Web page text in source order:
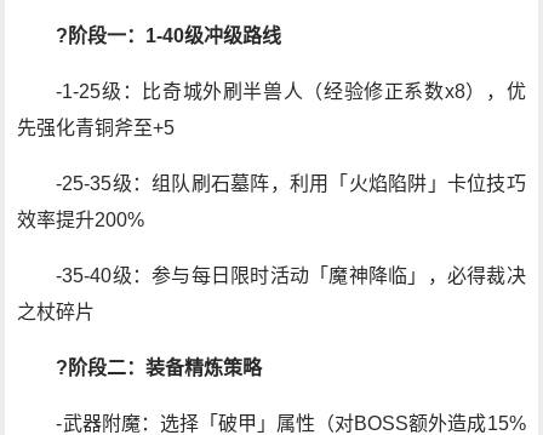
?阶段一：1-40级冲级路线
-1-25级：比奇城外刷半兽人（经验修正系数x8），优
先强化青铜斧至+5
-25-35级：组队刷石墓阵，利用「火焰陷阱」卡位技巧
效率提升200%
-35-40级：参与每日限时活动「魔神降临」，必得裁决
之杖碎片
?阶段二：装备精炼策略
-武器附魔：选择「破甲」属性（对BOSS额外造成15%